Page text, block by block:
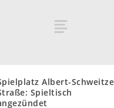
Albert-
Spieltisch